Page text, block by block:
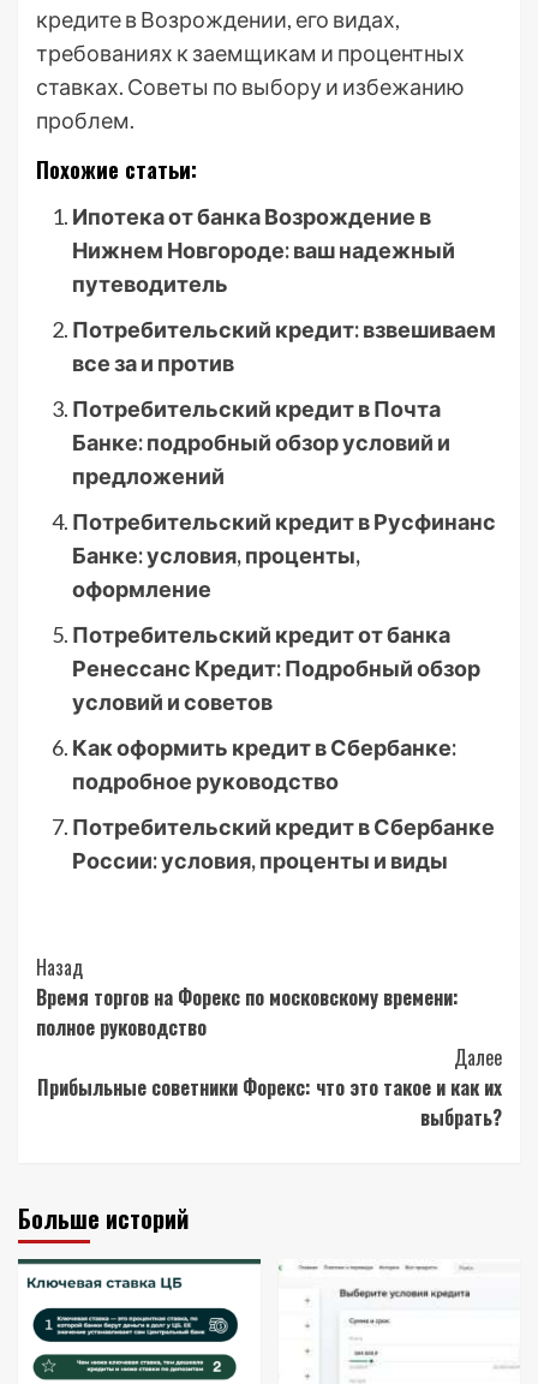
кредите в Возрождении, его видах,
требованиях к заемщикам и процентных
ставках. Советы по выбору и избежанию
проблем.
Похожие статьи:
Ипотека от банка Возрождение в
Нижнем Новгороде: ваш надежный
путеводитель
Потребительский кредит: взвешиваем
все за и против
Потребительский кредит в Почта
Банке: подробный обзор условий и
предложений
Потребительский кредит в Русфинанс
Банке: условия, проценты,
оформление
Потребительский кредит от банка
Ренессанс Кредит: Подробный обзор
условий и советов
Как оформить кредит в Сбербанке:
подробное руководство
Потребительский кредит в Сбербанке
России: условия, проценты и виды
Post
Navigation
Назад
Время торгов на Форекс по московскому времени:
полное руководство
Далее
Прибыльные советники Форекс: что это такое и как их
выбрать?
Больше историй